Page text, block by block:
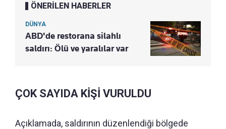
ÖNERİLEN HABERLER
DÜNYA
ABD'de restorana silahlı
saldırı: Ölü ve yaralılar var
ÇOK SAYIDA KİŞİ VURULDU
Açıklamada, saldırının düzenlendiği bölgede